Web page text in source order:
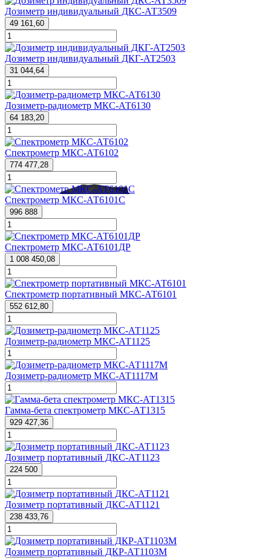
Дозиметр индивидуальный ДКС-АТ3509
49 161,60
Дозиметр индивидуальный ДКГ-АТ2503
31 044,64
Дозиметр-радиометр МКС-АТ6130
64 183,20
Спектрометр МКС-АТ6102
774 477,28
Спектрометр МКС-АТ6101С
996 888
Спектрометр МКС-АТ6101ДР
1 008 450,08
Спектрометр портативный МКС-АТ6101
552 612,80
Дозиметр-радиометр МКС-АТ1125
Дозиметр-радиометр МКС-АТ1117М
Гамма-бета спектрометр МКС-АТ1315
929 427,36
Дозиметр портативный ДКС-АТ1123
224 500
Дозиметр портативный ДКС-АТ1121
238 433,76
Дозиметр портативный ДКР-АТ1103М